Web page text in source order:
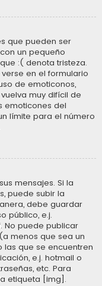
que pueden ser
un pequeño
:( denota tristeza.
en el formulario
de emoticonos,
muy difícil de
emoticones del
límite para el número
mensajes. Si la
puede subir la
debe guardar
público, e.j.
puede publicar
menos que sea un
que se encuentren
e.j. hotmail o
etc. Para
etiqueta [img].